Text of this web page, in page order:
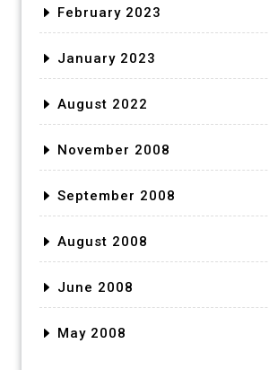
February 2023
January 2023
August 2022
November 2008
September 2008
August 2008
June 2008
May 2008